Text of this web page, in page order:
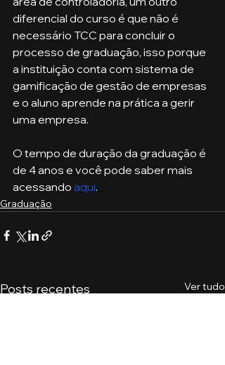
diferencial do curso é que não é
necessário TCC para concluir o
processo de graduação, isso porque
a instituição conta com sistema de
gamificação de gestão de empresas
e o aluno aprende na prática a gerir
uma empresa.
O tempo de duração da graduação é
de 4 anos e você pode saber mais
acessando aqui.
Graduação
Posts recentes Ver tudo